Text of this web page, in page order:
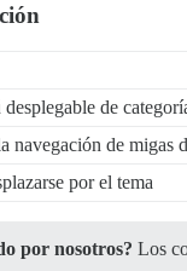
de
navegación de migas
por el tema
por nosotros? Los